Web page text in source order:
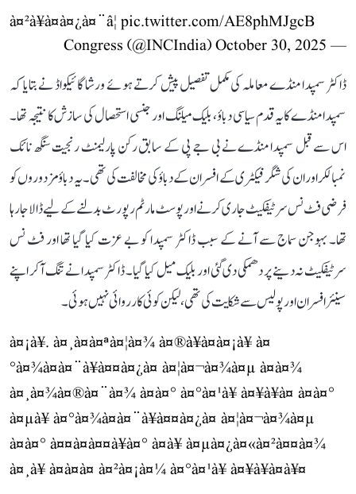
à¤²à¥à¤à¤¿à¤¨â¦ pic.twitter.com/AE8phMJgcB
— Congress (@INCIndia)
October 30, 2025
ڈاکٹر سمپدا منڈے معاملہ کی مکمل تفصیل پیش کرتے ہوئے ورشا گائیکواڈ نے بتایا کہ
سمپدا منڈے کا یہ قدم سیاسی دباؤ، بلیک میلنگ اور جنسی استحصال کی سازش کا نتیجہ تھا۔
اس سے قبل سمپدا منڈے نے بی جے پی کے سابق رکن پارلیمنٹ رنجیت سنگھ نائک
نمبالکر اور ان کی شگر فیکٹری کے افسران کے دباؤ کی مخالفت کی تھی۔ یہ دباؤ مزدوروں کو
فرضی فٹ نس سرٹیفکیٹ جاری کرنے اور پوسٹ مارٹم رپورٹ بدلنے کے لیے ڈالا جا رہا
تھا۔ بہوجن سماج سے آنے کے سبب ڈاکٹر سمپدا کو بے عزت کیا گیا تھا اور فٹ نس
سرٹیفکیٹ نہ دینے پر دھمکی دی گئی اور بلیک میل کیا گیا۔ ڈاکٹر سمپدا نے تنگ آ کر اپنے
سینئر افسران اور پولیس سے شکایت کی تھی، لیکن کوئی کارروائی نہیں ہوئی۔
à¤¡à¥. à¤¸à¤à¤ªà¤¦à¤¾ à¤®à¥à¤à¤¡à¥ à¤
°à¤¾à¤à¤¨à¥à¤¤à¤¿à¤ à¤¦à¤¬à¤¾à¤µ à¤à¤¾
à¤¸à¤¾à¤®à¤¨à¤¾ à¤à¤° à¤°à¤¹à¥ à¤¥à¥à¤ à¤à¤°
à¤µà¥ à¤°à¤¾à¤à¤¨à¥à¤¤à¤¿à¤ à¤¦à¤¬à¤¾à¤µ
à¤à¤° à¤¤à¤à¤¤à¥à¤° à¤à¥ à¤µà¤¿à¤«à¤²à¤¤à¤¾
à¤¸à¥ à¤à¤à¤ à¤²à¤¡à¤¼ à¤°à¤¹à¥ à¤¥à¥à¤à¥¤